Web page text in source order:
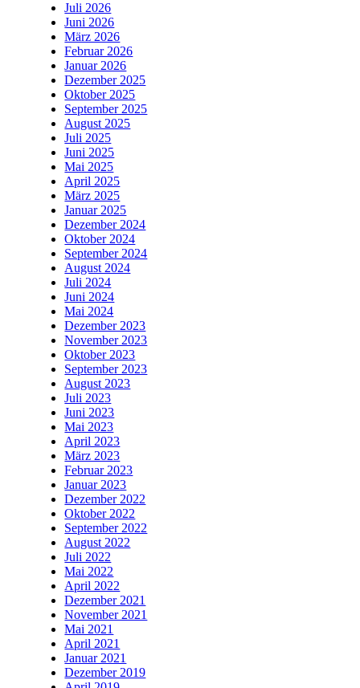
Juli 2026
Juni 2026
März 2026
Februar 2026
Januar 2026
Dezember 2025
Oktober 2025
September 2025
August 2025
Juli 2025
Juni 2025
Mai 2025
April 2025
März 2025
Januar 2025
Dezember 2024
Oktober 2024
September 2024
August 2024
Juli 2024
Juni 2024
Mai 2024
Dezember 2023
November 2023
Oktober 2023
September 2023
August 2023
Juli 2023
Juni 2023
Mai 2023
April 2023
März 2023
Februar 2023
Januar 2023
Dezember 2022
Oktober 2022
September 2022
August 2022
Juli 2022
Mai 2022
April 2022
Dezember 2021
November 2021
Mai 2021
April 2021
Januar 2021
Dezember 2019